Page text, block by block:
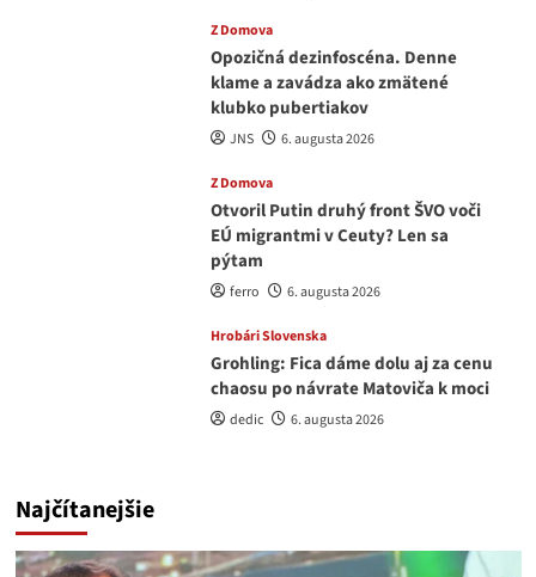
Z Domova
Opozičná dezinfoscéna. Denne
klame a zavádza ako zmätené
klubko pubertiakov
JNS 6. augusta 2026
Z Domova
Otvoril Putin druhý front ŠVO voči
EÚ migrantmi v Ceuty? Len sa
pýtam
ferro 6. augusta 2026
Hrobári Slovenska
Grohling: Fica dáme dolu aj za cenu
chaosu po návrate Matoviča k moci
dedic 6. augusta 2026
Najčítanejšie